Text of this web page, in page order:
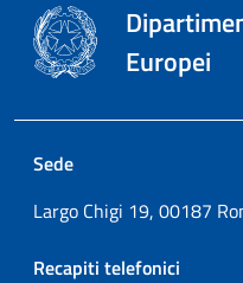
Europei
Sede
Largo Chigi 19, 00187
Recapiti telefonici